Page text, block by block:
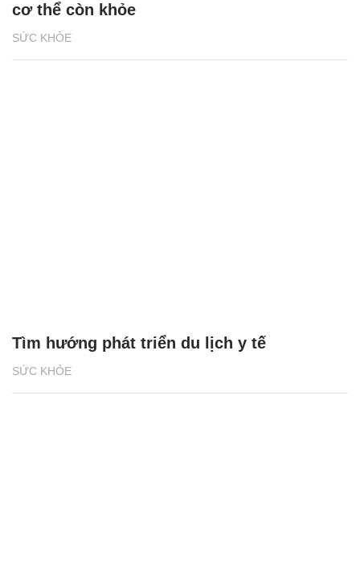
SỨC KHỎE
cơ thể còn khỏe
SỨC KHỎE
Tìm hướng phát triển du lịch y tế